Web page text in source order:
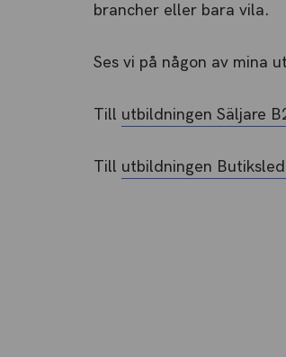
brancher eller bara vila.
Ses vi på någon av mina
Till utbildningen Säljare
Till utbildningen